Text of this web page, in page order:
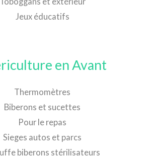
Jeux éducatifs
en Avant
Thermomètres
Biberons et sucettes
Pour le repas
Sieges autos et parcs
biberons stérilisateurs